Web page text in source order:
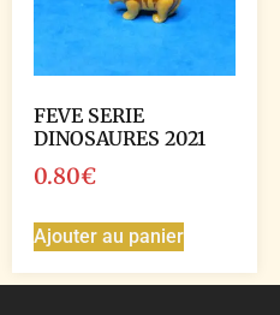
FEVE SERIE
DINOSAURES 2021
0.80€
Ajouter au panier